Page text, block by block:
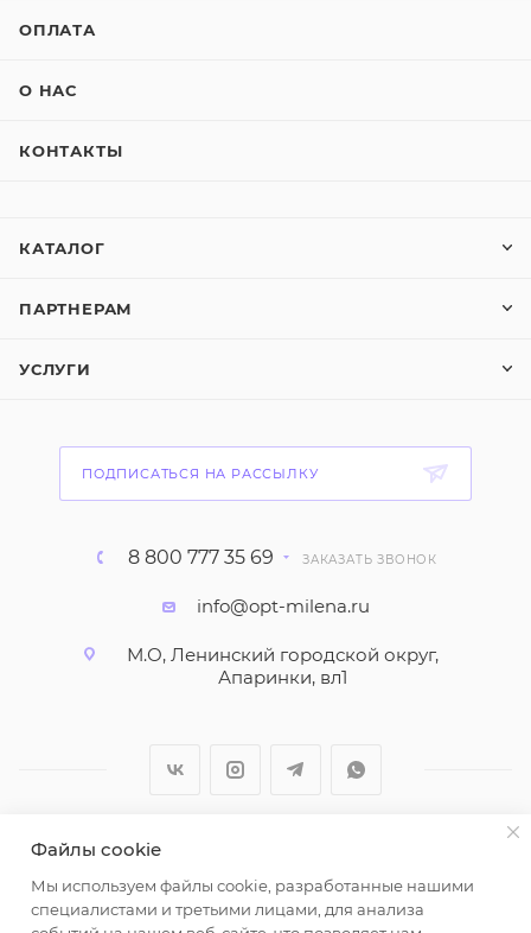
ОПЛАТА
О НАС
КОНТАКТЫ
КАТАЛОГ
ПАРТНЕРАМ
УСЛУГИ
ПОДПИСАТЬСЯ НА РАССЫЛКУ
8 800 777 35 69 ЗАКАЗАТЬ ЗВОНОК
info@opt-milena.ru
М.О, Ленинский городской округ,
Апаринки, вл1
2026 © ООО "Вайт Текстиль групп"
Любая информация на сайте носит справочный
характер и не является публичной офертой
Файлы cookie
Мы используем файлы cookie, разработанные нашими
специалистами и третьими лицами, для анализа